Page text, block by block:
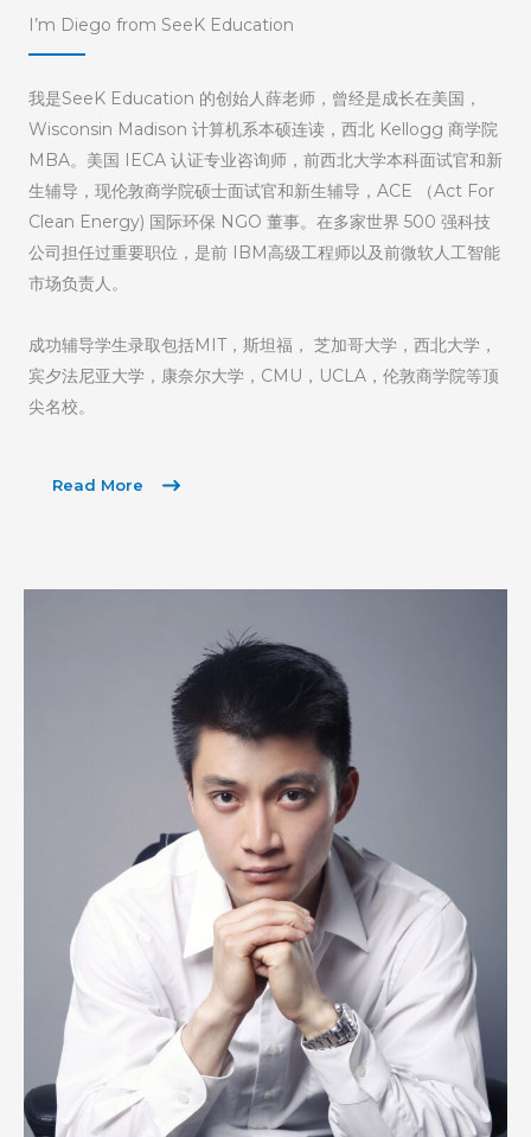
I’m Diego from SeeK Education
我是SeeK Education 的创始人薛老师，曾经是成长在美国，
Wisconsin Madison 计算机系本硕连读，西北 Kellogg 商学院
MBA。美国 IECA 认证专业咨询师，前西北大学本科面试官和新
生辅导，现伦敦商学院硕士面试官和新生辅导，ACE （Act For
Clean Energy) 国际环保 NGO 董事。在多家世界 500 强科技
公司担任过重要职位，是前 IBM高级工程师以及前微软人工智能
市场负责人。
成功辅导学生录取包括MIT，斯坦福， 芝加哥大学，西北大学，
宾夕法尼亚大学，康奈尔大学，CMU，UCLA，伦敦商学院等顶
尖名校。
Read More